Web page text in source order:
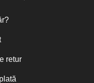
retur